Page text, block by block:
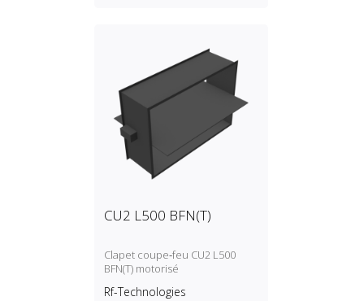
CU2 L500 BFN(T)
Clapet coupe‑feu CU2 L500
BFN(T) motorisé
Rf-Technologies